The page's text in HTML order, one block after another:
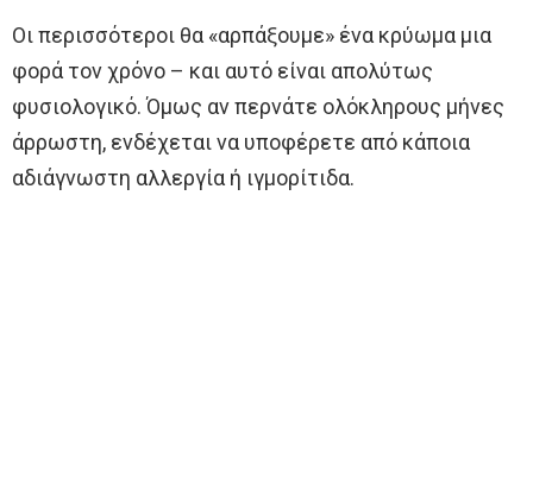
Οι περισσότεροι θα «αρπάξουμε» ένα κρύωμα μια
φορά τον χρόνο – και αυτό είναι απολύτως
φυσιολογικό. Όμως αν περνάτε ολόκληρους μήνες
άρρωστη, ενδέχεται να υποφέρετε από κάποια
αδιάγνωστη αλλεργία ή ιγμορίτιδα.